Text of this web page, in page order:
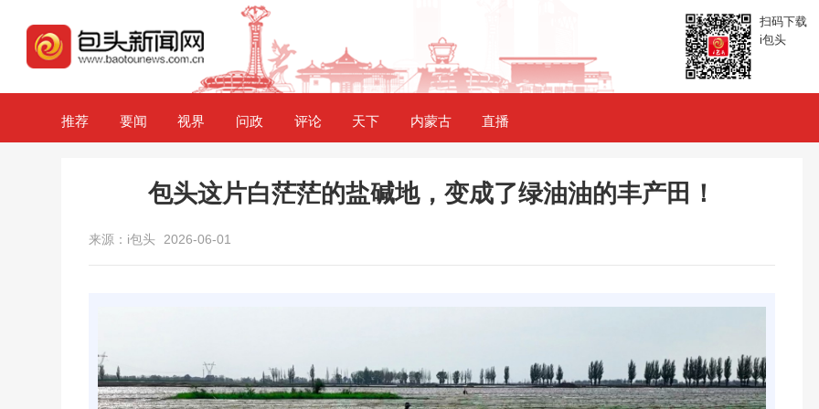
扫码下载
i包头
推荐 要闻 视界 问政 评论 天下 内蒙古 直播
包头这片白茫茫的盐碱地，变成了绿油油的丰产田！
来源：i包头 2026-06-01